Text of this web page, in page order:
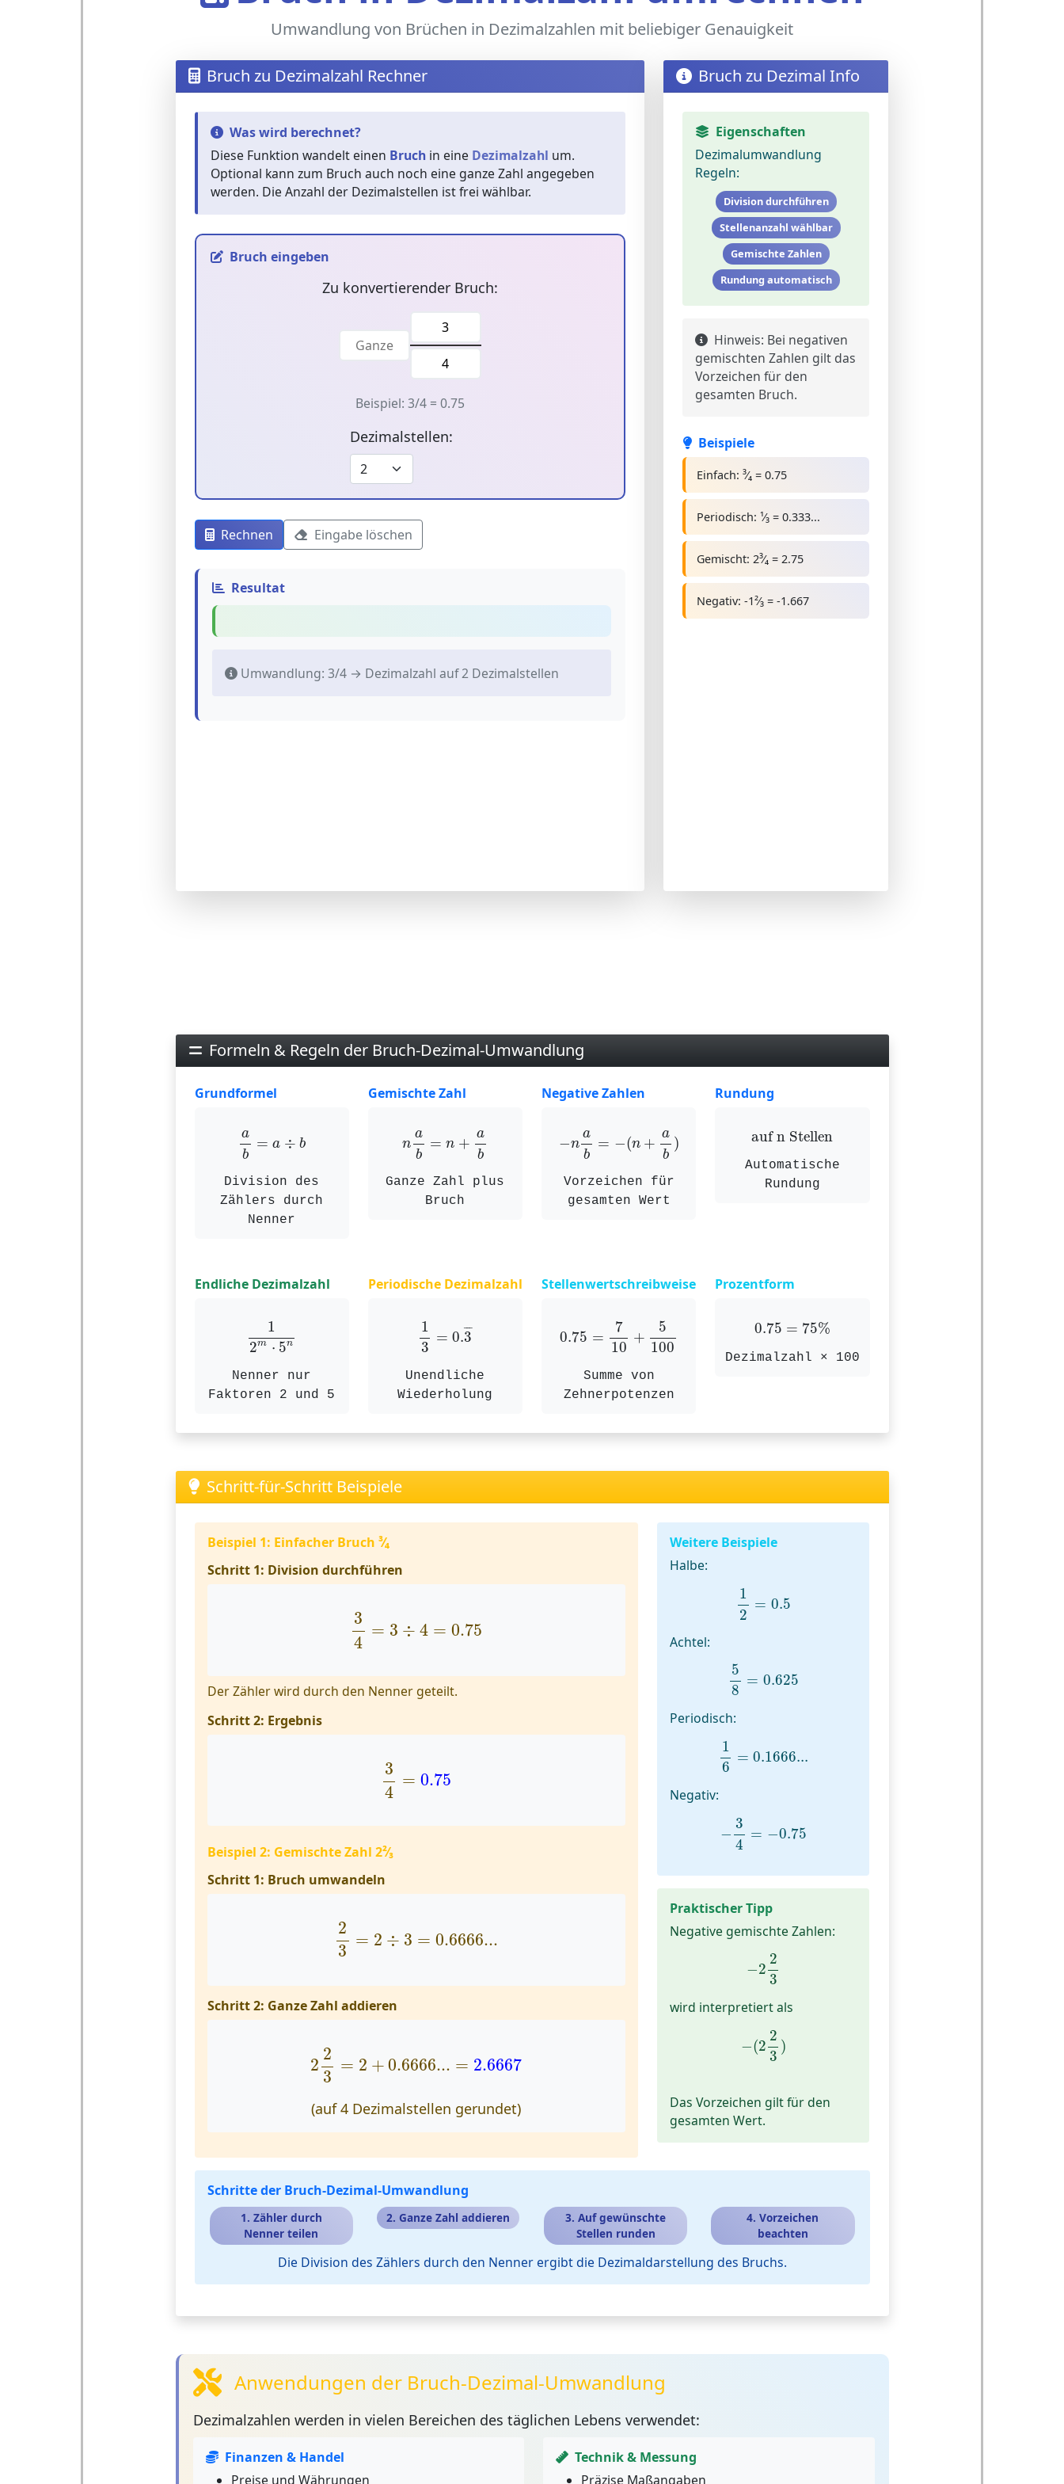
Umwandlung von Brüchen in Dezimalzahlen mit beliebiger Genauigkeit
Bruch zu Dezimalzahl Rechner
Was wird berechnet?
Diese Funktion wandelt einen Bruchin eine Dezimalzahl um.
Optional kann zum Bruch auch noch eine ganze Zahl angegeben
werden. Die Anzahl der Dezimalstellen ist frei wählbar.
Bruch eingeben
Zu konvertierender Bruch:
Beispiel: 3/4 = 0.75
Dezimalstellen:
Rechnen Eingabe löschen
Resultat
Umwandlung: 3/4 → Dezimalzahl auf 2 Dezimalstellen
Bruch zu Dezimal Info
Eigenschaften
Dezimalumwandlung
Regeln:
Division durchführen
Stellenanzahl wählbar
Gemischte Zahlen
Rundung automatisch
Hinweis: Bei negativen
gemischten Zahlen gilt das
Vorzeichen für den
gesamten Bruch.
Beispiele
Einfach: ³⁄₄ = 0.75
Periodisch: ¹⁄₃ = 0.333...
Gemischt: 2³⁄₄ = 2.75
Negativ: -1²⁄₃ = -1.667
Formeln & Regeln der Bruch-Dezimal-Umwandlung
Grundformel
a
b
= a ÷ b
a
Division des
Zählers durch
Nenner
Gemischte Zahl
n
a
b
= n +
a
b
na b
Ganze Zahl plus
Bruch
Negative Zahlen
−n
a
b
= −(n +
a
b
)
na b)
Vorzeichen für
gesamten Wert
Rundung
auf n Stellen
auf n Stellen
Automatische
Rundung
Endliche Dezimalzahl
1
2m ⋅ 5n
m
Nenner nur
Faktoren 2 und 5
Periodische Dezimalzahl
1
3
= 0.¯
¯¯
3
1
Unendliche
Wiederholung
Stellenwertschreibweise
0.75 =
7
10
+
5
100
10 100
Summe von
Zehnerpotenzen
Prozentform
0.75 = 75%
0.75 75%
Dezimalzahl × 100
Schritt-für-Schritt Beispiele
Beispiel 1: Einfacher Bruch ³⁄₄
Schritt 1: Division durchführen
3
4
= 3 ÷ 4 = 0.75
Der Zähler wird durch den Nenner geteilt.
Schritt 2: Ergebnis
3
4
= 0.75
3
Beispiel 2: Gemischte Zahl 2²⁄₃
Schritt 1: Bruch umwandeln
2
3
= 2 ÷ 3 = 0.6666...
Schritt 2: Ganze Zahl addieren
2
2
3
= 2 + 0.6666... = 2.6667
2
(auf 4 Dezimalstellen gerundet)
Weitere Beispiele
Halbe:
1
2
= 0.5
1
Achtel:
5
8
= 0.625
5
Periodisch:
1
6
= 0.1666...
1
Negativ:
−
3
4
= −0.75
3
Praktischer Tipp
Negative gemischte Zahlen:
−2
2
3
23
wird interpretiert als
−(2
2
3
)
23
Das Vorzeichen gilt für den
gesamten Wert.
Schritte der Bruch-Dezimal-Umwandlung
1. Zähler durch
Nenner teilen
2. Ganze Zahl addieren
3. Auf gewünschte
Stellen runden
4. Vorzeichen
beachten
Die Division des Zählers durch den Nenner ergibt die Dezimaldarstellung des Bruchs.
Anwendungen der Bruch-Dezimal-Umwandlung
Dezimalzahlen werden in vielen Bereichen des täglichen Lebens verwendet:
Finanzen & Handel
Preise und Währungen
Technik & Messung
Präzise Maßangaben